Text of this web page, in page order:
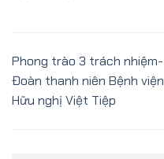
Phong trào 3 trách nhiệm-
Đoàn thanh niên Bệnh viện
Hữu nghị Việt Tiệp